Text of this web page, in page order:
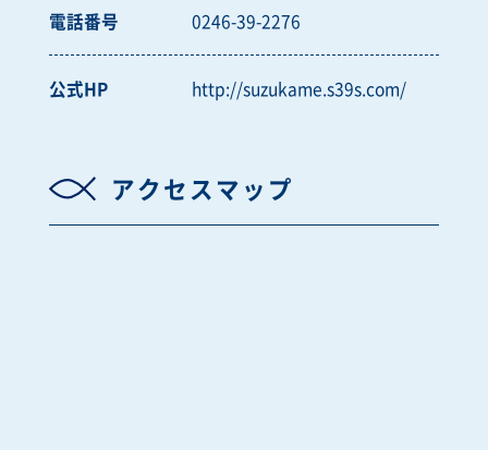
電話番号 0246-39-2276
公式HP http://suzukame.s39s.com/
アクセスマップ